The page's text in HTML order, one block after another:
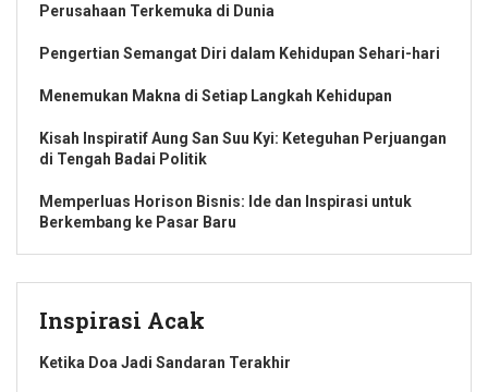
Perusahaan Terkemuka di Dunia
Pengertian Semangat Diri dalam Kehidupan Sehari-hari
Menemukan Makna di Setiap Langkah Kehidupan
Kisah Inspiratif Aung San Suu Kyi: Keteguhan Perjuangan
di Tengah Badai Politik
Memperluas Horison Bisnis: Ide dan Inspirasi untuk
Berkembang ke Pasar Baru
Inspirasi Acak
Ketika Doa Jadi Sandaran Terakhir